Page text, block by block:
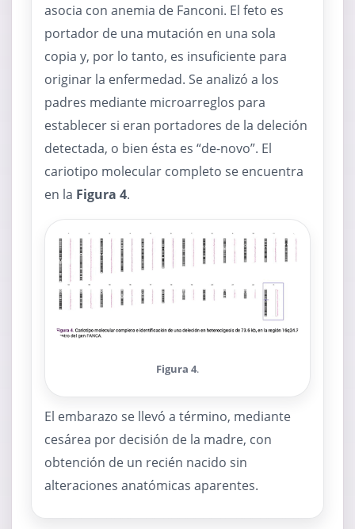
asocia con anemia de Fanconi. El feto es
portador de una mutación en una sola
copia y, por lo tanto, es insuficiente para
originar la enfermedad. Se analizó a los
padres mediante microarreglos para
establecer si eran portadores de la deleción
detectada, o bien ésta es “de-novo”. El
cariotipo molecular completo se encuentra
en la Figura 4.
Figura 4.
El embarazo se llevó a término, mediante
cesárea por decisión de la madre, con
obtención de un recién nacido sin
alteraciones anatómicas aparentes.